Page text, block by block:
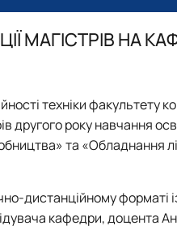
Institutes
МАГІСТРІВ НА
технікифакультету
другого року навчання
та «Обладнання
дистанційному форматі
кафедри, доцента